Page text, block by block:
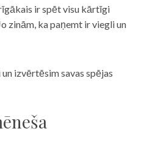
ir spēt visu kārtīgi
zinām, ka paņemt ir viegli un
izvērtēsim savas spējas